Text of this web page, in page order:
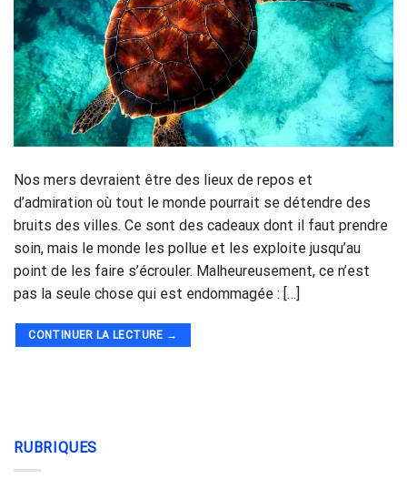
Nos mers devraient être des lieux de repos et
d’admiration où tout le monde pourrait se détendre des
bruits des villes. Ce sont des cadeaux dont il faut prendre
soin, mais le monde les pollue et les exploite jusqu’au
point de les faire s’écrouler. Malheureusement, ce n’est
pas la seule chose qui est endommagée : […]
CONTINUER LA LECTURE →
RUBRIQUES